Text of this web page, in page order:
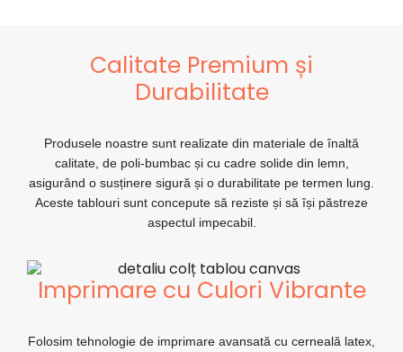
Calitate Premium și
Durabilitate
Produsele noastre sunt realizate din materiale de înaltă
calitate, de poli-bumbac și cu cadre solide din lemn,
asigurând o susținere sigură și o durabilitate pe termen lung.
Aceste tablouri sunt concepute să reziste și să își păstreze
aspectul impecabil.
Imprimare cu Culori Vibrante
Folosim tehnologie de imprimare avansată cu cerneală latex,